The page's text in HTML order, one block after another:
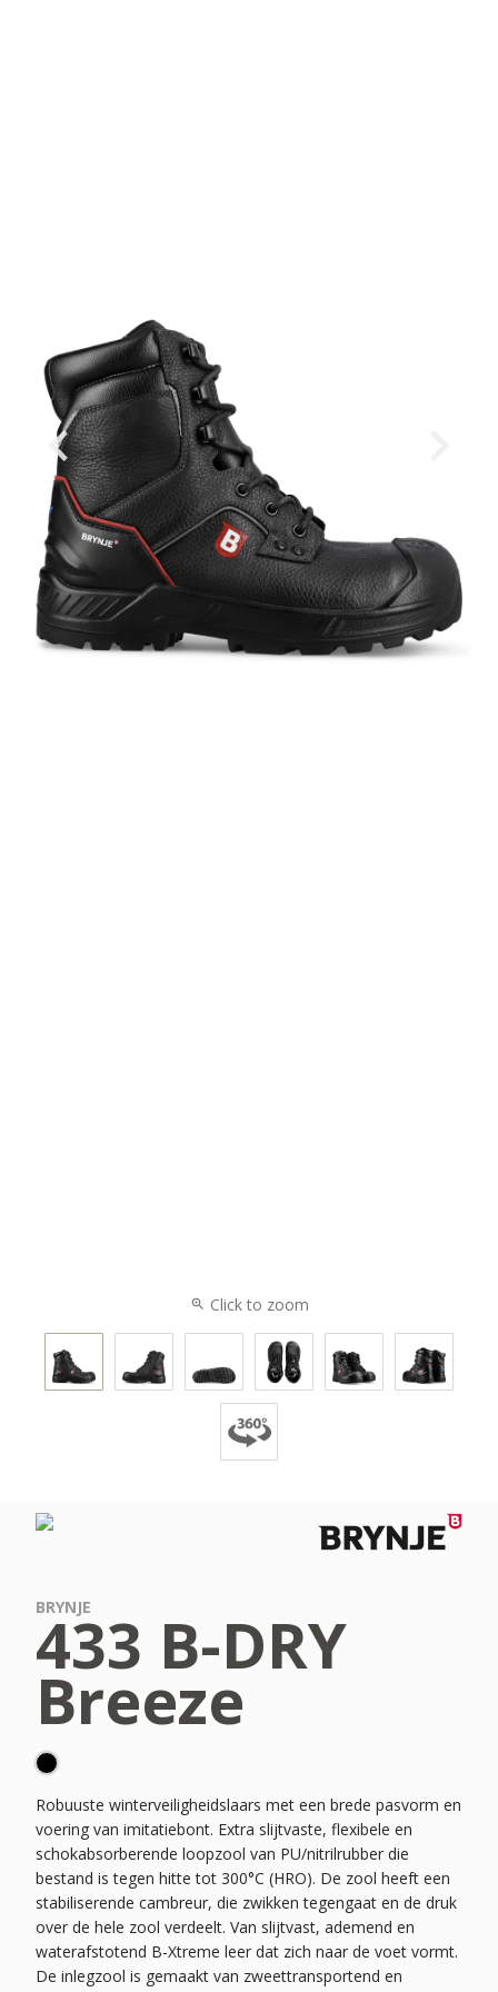
BRYNJE
433 B-DRY
Breeze
Robuuste winterveiligheidslaars met een brede pasvorm en
voering van imitatiebont. Extra slijtvaste, flexibele en
schokabsorberende loopzool van PU/nitrilrubber die
bestand is tegen hitte tot 300°C (HRO). De zool heeft een
stabiliserende cambreur, die zwikken tegengaat en de druk
over de hele zool verdeelt. Van slijtvast, ademend en
waterafstotend B-Xtreme leer dat zich naar de voet vormt.
De inlegzool is gemaakt van zweettransportend en
zoom_in Click to zoom